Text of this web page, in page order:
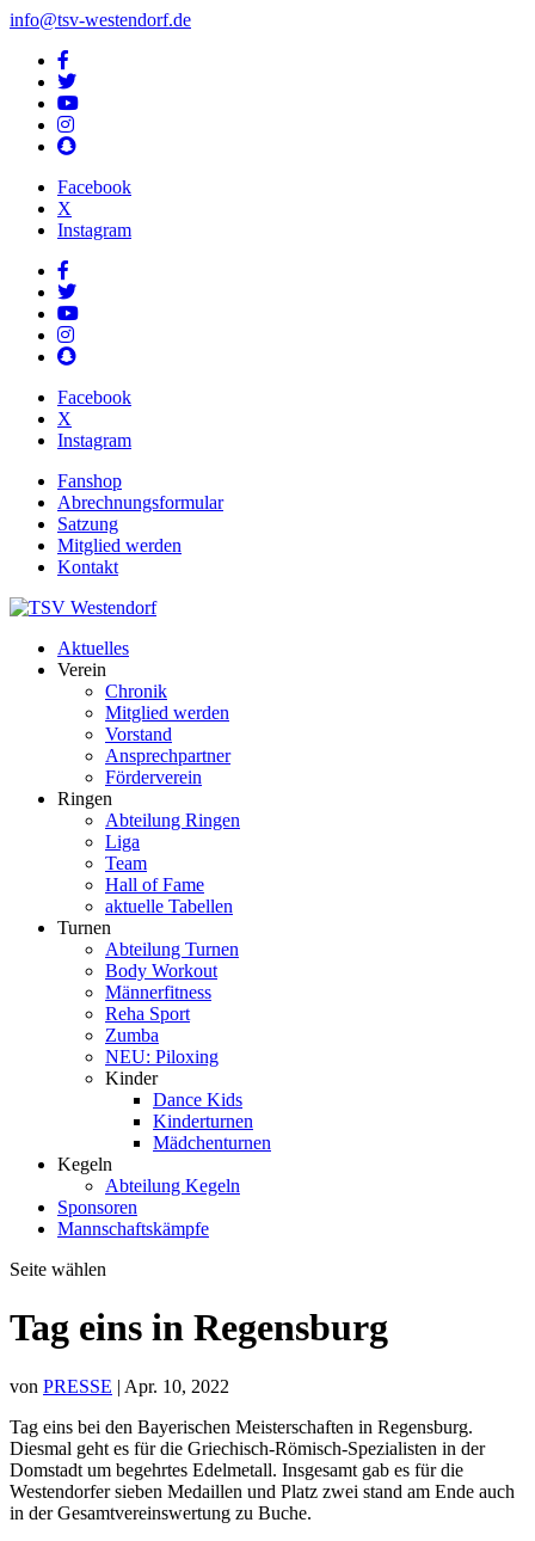
info@tsv-westendorf.de
Facebook
X
Instagram
Facebook
X
Instagram
Fanshop
Abrechnungsformular
Satzung
Mitglied werden
Kontakt
Aktuelles
Verein
Chronik
Mitglied werden
Vorstand
Ansprechpartner
Förderverein
Ringen
Abteilung Ringen
Liga
Team
Hall of Fame
aktuelle Tabellen
Turnen
Abteilung Turnen
Body Workout
Männerfitness
Reha Sport
Zumba
NEU: Piloxing
Kinder
Dance Kids
Kinderturnen
Mädchenturnen
Kegeln
Abteilung Kegeln
Sponsoren
Mannschaftskämpfe
Seite wählen
Tag eins in Regensburg
von PRESSE | Apr. 10, 2022
Tag eins bei den Bayerischen Meisterschaften in Regensburg.
Diesmal geht es für die Griechisch-Römisch-Spezialisten in der
Domstadt um begehrtes Edelmetall. Insgesamt gab es für die
Westendorfer sieben Medaillen und Platz zwei stand am Ende auch
in der Gesamtvereinswertung zu Buche.